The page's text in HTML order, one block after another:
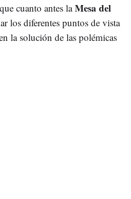
cuanto antes laMesa del
los diferentes puntos de vista
la solución de las polémicas